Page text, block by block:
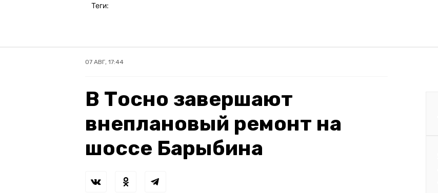
Теги:
07 АВГ, 17:44
В Тосно завершают
внеплановый ремонт на
шоссе Барыбина